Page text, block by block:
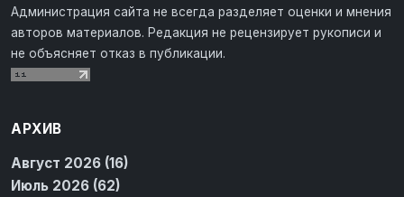
Администрация сайта не всегда разделяет оценки и мнения
авторов материалов. Редакция не рецензирует рукописи и
не объясняет отказ в публикации.
АРХИВ
Август 2026 (16)
Июль 2026 (62)